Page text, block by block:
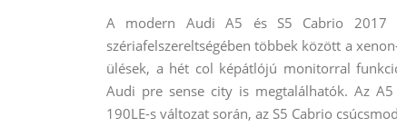
A modern Audi A5 és S5 Cabrio 2017
szériafelszereltségében többek között a
ülések, a hét col képátlójú monitorral
Audi pre sense city is megtalálhatók. Az
190LE-s változat során, az S5 Cabrio